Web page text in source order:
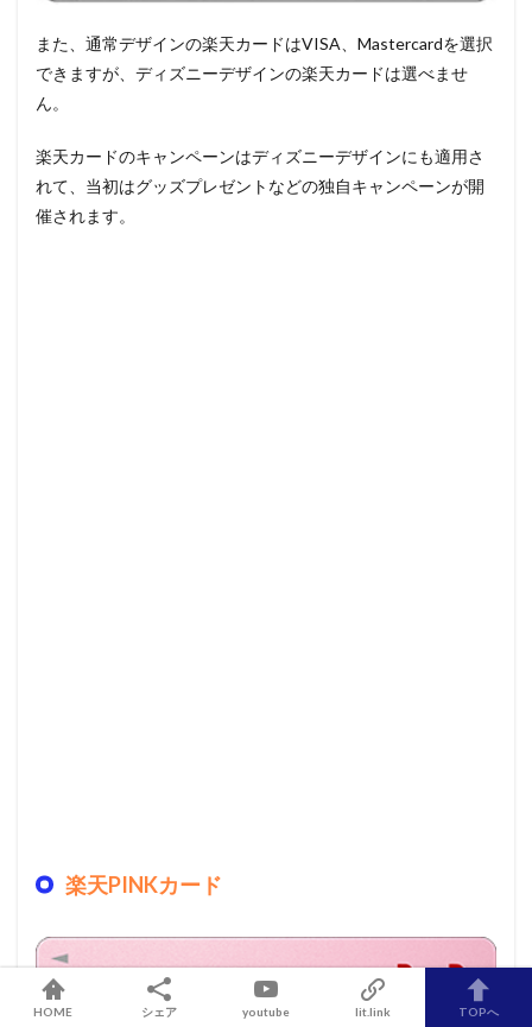
また、通常デザインの楽天カードはVISA、Mastercardを選択
できますが、ディズニーデザインの楽天カードは選べませ
ん。
楽天カードのキャンペーンはディズニーデザインにも適用さ
れて、当初はグッズプレゼントなどの独自キャンペーンが開
催されます。
楽天PINKカード
HOME シェア youtube lit.link TOPへ